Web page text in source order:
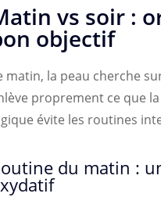
vs soir :
objectif
matin, la peau cherche
proprement ce que
évite les routines
du matin :